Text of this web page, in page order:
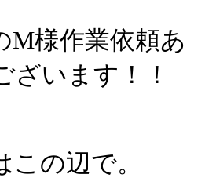
M様作業依頼あ
ざいます！！
の辺で。